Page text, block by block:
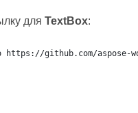
для TextBox:
github.com/aspose-